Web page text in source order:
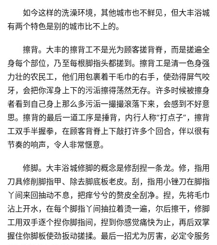
如今这样的洗澡环境，其他城市也不鲜见，但大丰浴城
有两个特色是别的城市比不上的。
擦背。大丰的擦背工不是光为顾客搓背脊，而是搓遍全
身每个部位，乃至每根脚指头都搓到。擦背工是清一色身强
力壮的农民工，他们用包裹着干毛巾的右手，使劲得屏气咬
牙，会把你浑身上下的污洉擦得荡然无存。许多时候被擦身
者看到自己身上那么多污洉一撮撮滾落下来，会感到不好意
思。擦背的最后一道工序是捶背，内行人称“打点子”，擦背
工双手半握拳，在顾客背脊上下敲打许多个回合，伴以很有
节奏的响声，令人非常惬意。
修脚。大丰浴城修脚的概念是修刮揑一条龙。修，指用
刀具修削脚指甲、除去脚底板老皮。刮，指用小锉刀在脚指
丫间来回抽动不息，把痒兮兮的赘皮全刮净。揑，先将毛巾
沾上开水，在每个脚指丫间抽拉着烫一遍，尔后擦干，修脚
工用双手逐个揑你脚指间，揑到你感觉痛快为止，再后双掌
握住你脚板使劲扳动搓揉。最后一招尤为厉害，必定令服务